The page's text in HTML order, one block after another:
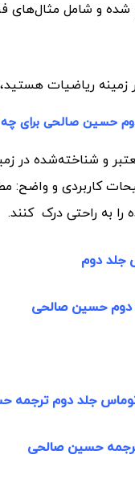
و شامل مثال‌های
زمینه ریاضیات
حسین صالحی برای
و شناخته‌شده در
کاربردی و واضح:
به راحتی درک کنند.
جلد دوم
دوم حسین صالحی
جلد دوم ترجمه
حسین صالحی